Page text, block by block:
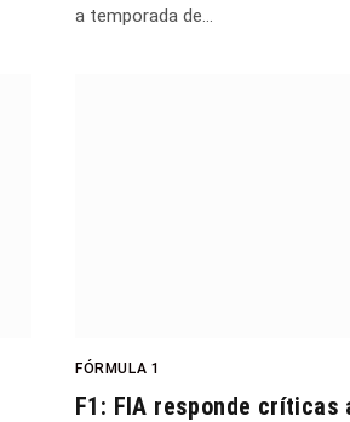
a temporada de…
FÓRMULA 1
F1: FIA responde críticas